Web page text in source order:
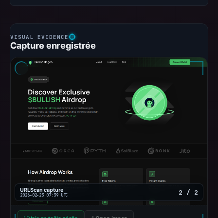
Capture enregistrée
URLScan capture
2026-02-23 07:39 UTC 2 / 2